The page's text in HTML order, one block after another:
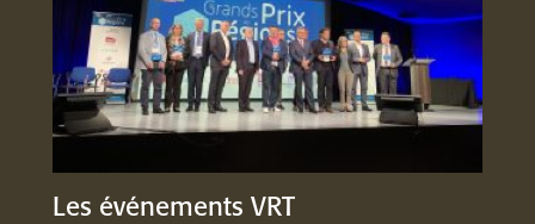
Les événements VRT